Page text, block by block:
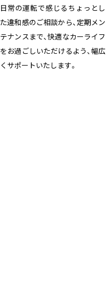
日常の運転で感じるちょっとし
た違和感のご相談から、定期メン
テナンスまで、快適なカーライフ
をお過ごしいただけるよう、幅広
くサポートいたします。